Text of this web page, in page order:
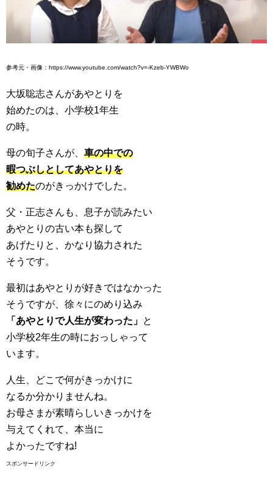
参考元・画像：https://www.youtube.com/watch?v=-Kzeb-YWBWo
大坂聡志さんがあやとりを
始めたのは、小学校1年生
の時。
母の旬子さんが、 車の中での
暇つぶしとしてあやとりを
勧めたのがきっかけでした。
父・正志さんも、息子が読みたい
あやとりの古い本も探して
あげたりと、かなり協力された
そうです。
最初はあやとりが好きではなかった
そうですが、徐々にのめり込み
「あやとりで人生が変わった」 と
小学校2年生の時におっしゃって
います。
人生、どこで何がきっかけに
なるか分かりませんね。
お母さまが素晴らしいきっかけを
与えてくれて、本当に
よかったですね!
スポンサードリンク